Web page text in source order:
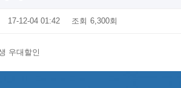
17-12-04 01:42 조회 6,300회
우대할인